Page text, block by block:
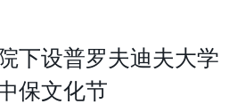
下设普罗夫迪夫大学
保文化节